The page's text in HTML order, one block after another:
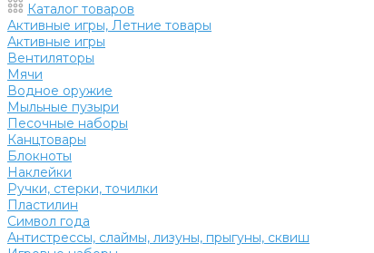
Каталог товаров
Активные игры, Летние товары
Активные игры
Вентиляторы
Мячи
Водное оружие
Мыльные пузыри
Песочные наборы
Канцтовары
Блокноты
Наклейки
Ручки, стерки, точилки
Пластилин
Символ года
Антистрессы, слаймы, лизуны, прыгуны, сквиш